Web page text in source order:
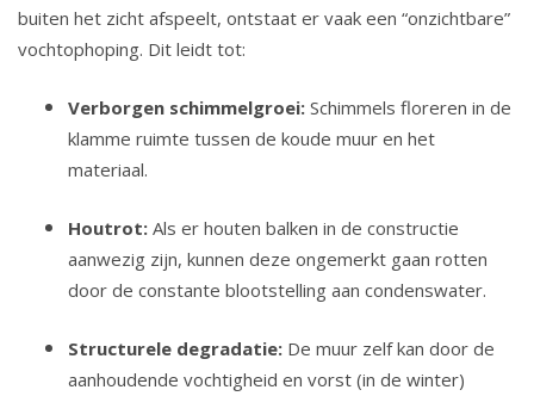
buiten het zicht afspeelt, ontstaat er vaak een “onzichtbare”
vochtophoping. Dit leidt tot:
Verborgen schimmelgroei: Schimmels floreren in de
klamme ruimte tussen de koude muur en het
materiaal.
Houtrot: Als er houten balken in de constructie
aanwezig zijn, kunnen deze ongemerkt gaan rotten
door de constante blootstelling aan condenswater.
Structurele degradatie: De muur zelf kan door de
aanhoudende vochtigheid en vorst (in de winter)